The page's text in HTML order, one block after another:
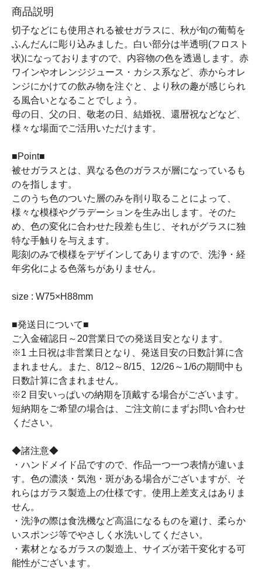
商品説明
切子などにも使用される被せガラスに、秋が旬の葡萄を
ふんだんに彫り込みました。白い部分は半透明(フロスト
状)になっておりますので、内容物の色を透過します。赤
ワインやオレンジジュース・カシス系など、赤からオレ
ンジにかけての飲み物を注ぐと、より秋の趣が感じられ
る風合いとなることでしょう。
母の日、父の日、敬老の日、結婚祝、還暦祝などなど、
様々な場面でご活用いただけます。
■Point■
被せガラスとは、異なる色のガラスが層になっているも
のを指します。
このうち色のついた層のみを削り取ることによって、
様々な模様やグラデーションを生み出します。そのた
め、色の変化に合わせた段差も生じ、それがグラスに独
特な手触りを与えます。
彫刻のみで模様をデザインしてありますので、洗浄・経
年劣化による色落ちがありません。
size : W75×H88mm
■発送日について■
ご入金確認日～20営業日での発送目安となります。
※1 土日祝は非営業日となり、発送目安の日数計算に含
まれません。また、8/12～8/15、12/26～1/6の期間中も
日数計算に含まれません。
※2 目安いっぱいの納期を頂戴する場合がございます。
短納期をご希望の場合は、ご注文前にまずお問い合わせ
ください。
◆諸注意◆
・ハンドメイド品ですので、作品一つ一つ表情が違いま
す。色の濃淡・気泡・斑がある場合がございますが、そ
れらはガラス製造上の仕様です。使用上差支えはありま
せん。
・洗浄の際は食洗機など高温になるものを避け、柔らか
いスポンジ等でやさしく水洗いしてください。
・素材となるガラスの製造上、サイズが若干変化する可
能性がございます。